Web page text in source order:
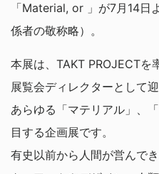
「Material, or 」が7月14日
係者の敬称略）。
本展は、TAKT PROJECTを
展覧会ディレクターとして
あらゆる「マテリアル」、
目する企画展です。
有史以前から人間が営んで